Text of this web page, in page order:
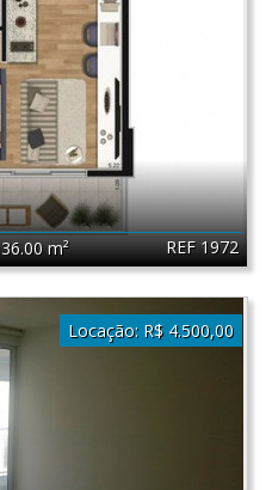
REF 1972
36.00 m²
Locação: R$ 4.500,00